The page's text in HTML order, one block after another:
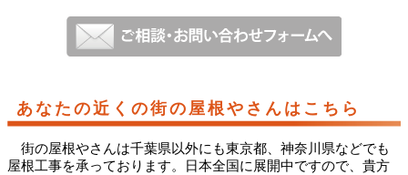
あなたの近くの街の屋根やさんはこちら
街の屋根やさんは千葉県以外にも東京都、神奈川県などでも
屋根工事を承っております。日本全国に展開中ですので、貴方